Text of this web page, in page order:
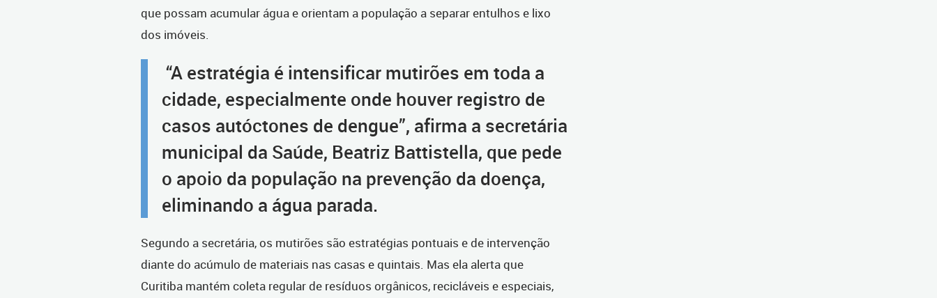
que possam acumular água e orientam a população a separar entulhos e lixo
dos imóveis.
“A estratégia é intensificar mutirões em toda a
cidade, especialmente onde houver registro de
casos autóctones de dengue”, afirma a secretária
municipal da Saúde, Beatriz Battistella, que pede
o apoio da população na prevenção da doença,
eliminando a água parada.
Segundo a secretária, os mutirões são estratégias pontuais e de intervenção
diante do acúmulo de materiais nas casas e quintais. Mas ela alerta que
Curitiba mantém coleta regular de resíduos orgânicos, recicláveis e especiais,